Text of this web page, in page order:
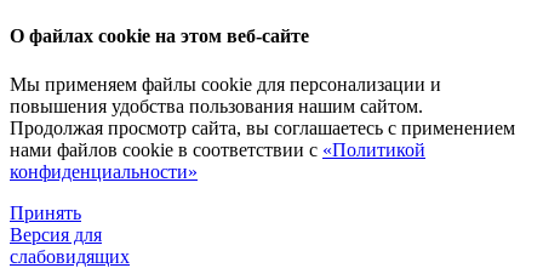
О файлах cookie на этом веб-сайте
Мы применяем файлы cookie для персонализации и
повышения удобства пользования нашим сайтом.
Продолжая просмотр сайта, вы соглашаетесь с применением
нами файлов cookie в соответствии с «Политикой
конфиденциальности»
Принять
Версия для
слабовидящих